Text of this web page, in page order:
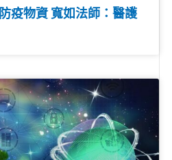
疫物資 寬如法師：醫護